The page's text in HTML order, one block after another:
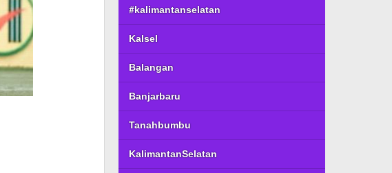
#kalimantanselatan
Kalsel
Balangan
Banjarbaru
Tanahbumbu
KalimantanSelatan